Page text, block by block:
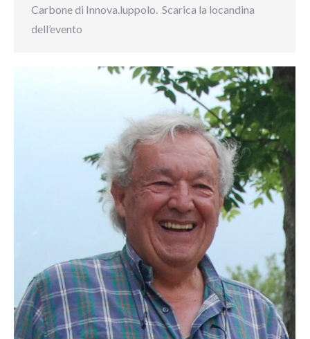
Carbone di Innova.luppolo. Scarica la locandina
dell’evento